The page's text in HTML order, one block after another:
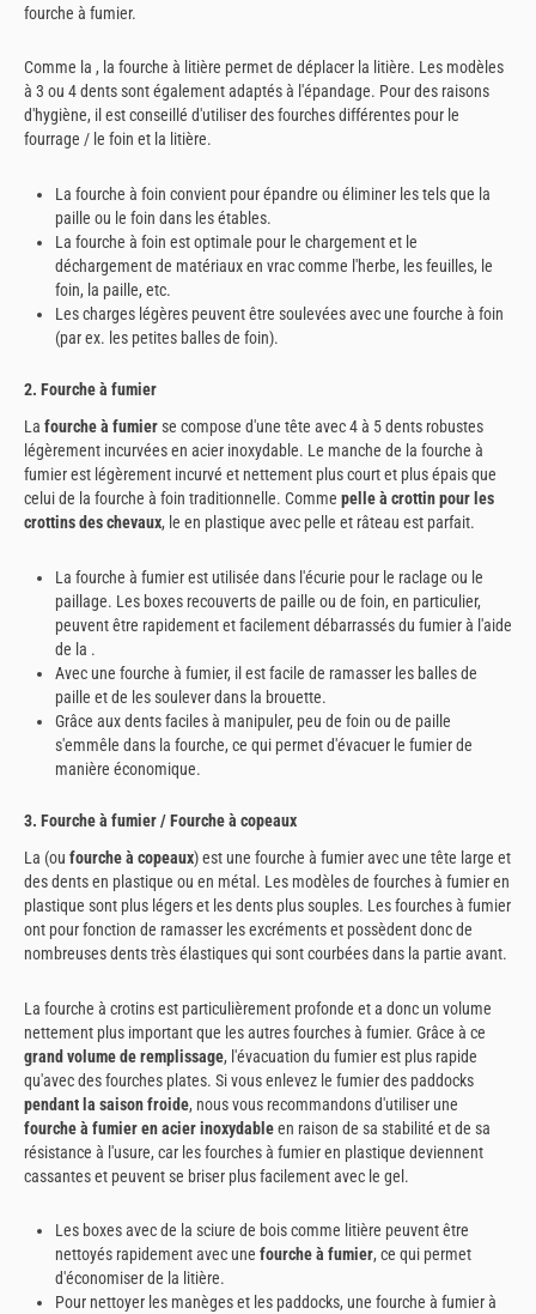
fourche à fumier.
Comme la , la fourche à litière permet de déplacer la litière. Les modèles
à 3 ou 4 dents sont également adaptés à l'épandage. Pour des raisons
d'hygiène, il est conseillé d'utiliser des fourches différentes pour le
fourrage / le foin et la litière.
La fourche à foin convient pour épandre ou éliminer les tels que la
paille ou le foin dans les étables.
La fourche à foin est optimale pour le chargement et le
déchargement de matériaux en vrac comme l'herbe, les feuilles, le
foin, la paille, etc.
Les charges légères peuvent être soulevées avec une fourche à foin
(par ex. les petites balles de foin).
2. Fourche à fumier
La fourche à fumierse compose d'une tête avec 4 à 5 dents robustes
légèrement incurvées en acier inoxydable. Le manche de la fourche à
fumier est légèrement incurvé et nettement plus court et plus épais que
celui de la fourche à foin traditionnelle. Comme pelle à crottin pour les
crottins des chevaux, le en plastique avec pelle et râteau est parfait.
La fourche à fumier est utilisée dans l'écurie pour le raclage ou le
paillage. Les boxes recouverts de paille ou de foin, en particulier,
peuvent être rapidement et facilement débarrassés du fumier à l'aide
de la .
Avec une fourche à fumier, il est facile de ramasser les balles de
paille et de les soulever dans la brouette.
Grâce aux dents faciles à manipuler, peu de foin ou de paille
s'emmêle dans la fourche, ce qui permet d'évacuer le fumier de
manière économique.
3. Fourche à fumier / Fourche à copeaux
La (ou fourche à copeaux) est une fourche à fumier avec une tête large et
des dents en plastique ou en métal. Les modèles de fourches à fumier en
plastique sont plus légers et les dents plus souples. Les fourches à fumier
ont pour fonction de ramasser les excréments et possèdent donc de
nombreuses dents très élastiques qui sont courbées dans la partie avant.
La fourche à crotins est particulièrement profonde et a donc un volume
nettement plus important que les autres fourches à fumier. Grâce à ce
grand volume de remplissage, l'évacuation du fumier est plus rapide
qu'avec des fourches plates. Si vous enlevez le fumier des paddocks
pendant la saison froide, nous vous recommandons d'utiliser une
fourche à fumier en acier inoxydableen raison de sa stabilité et de sa
résistance à l'usure, car les fourches à fumier en plastique deviennent
cassantes et peuvent se briser plus facilement avec le gel.
Les boxes avec de la sciure de bois comme litière peuvent être
nettoyés rapidement avec une fourche à fumier, ce qui permet
d'économiser de la litière.
Pour nettoyer les manèges et les paddocks, une fourche à fumier à